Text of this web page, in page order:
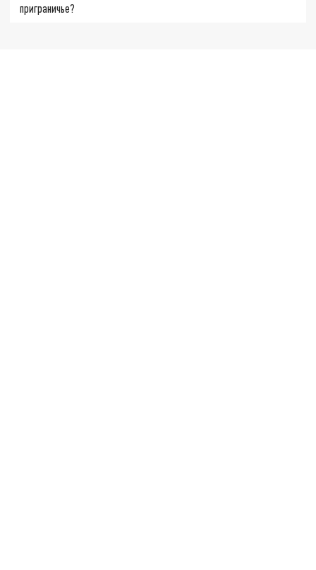
приграничье?